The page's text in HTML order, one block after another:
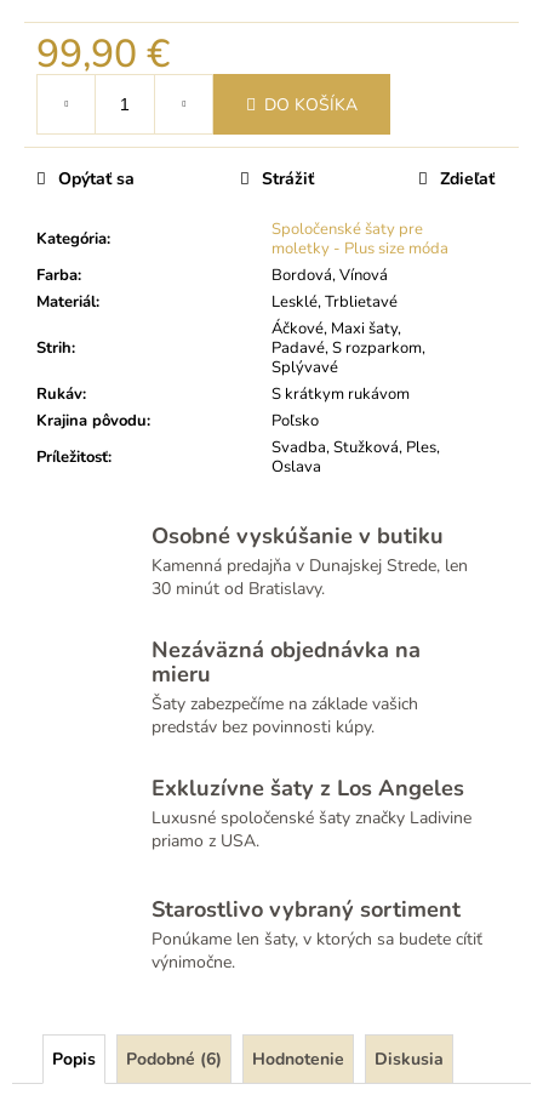
99,90 €
cena:
DO KOŠÍKA
Kategória:
Spoločenské šaty pre
moletky - Plus size móda
Farba:
Bordová, Vínová
Materiál: Lesklé, Trblietavé
Strih:
Áčkové, Maxi šaty,
Padavé, S rozparkom,
Splývavé
Rukáv:
S krátkym rukávom
Krajina pôvodu:
Poľsko
Príležitosť:
Svadba, Stužková, Ples,
Oslava
Opýtať sa Strážiť Zdieľať
Osobné vyskúšanie v butiku
Kamenná predajňa v Dunajskej Strede, len
30 minút od Bratislavy.
Nezáväzná objednávka na
mieru
Šaty zabezpečíme na základe vašich
predstáv bez povinnosti kúpy.
Exkluzívne šaty z Los Angeles
Luxusné spoločenské šaty značky Ladivine
priamo z USA.
Starostlivo vybraný sortiment
Ponúkame len šaty, v ktorých sa budete cítiť
výnimočne.
Popis Podobné (6) Hodnotenie Diskusia